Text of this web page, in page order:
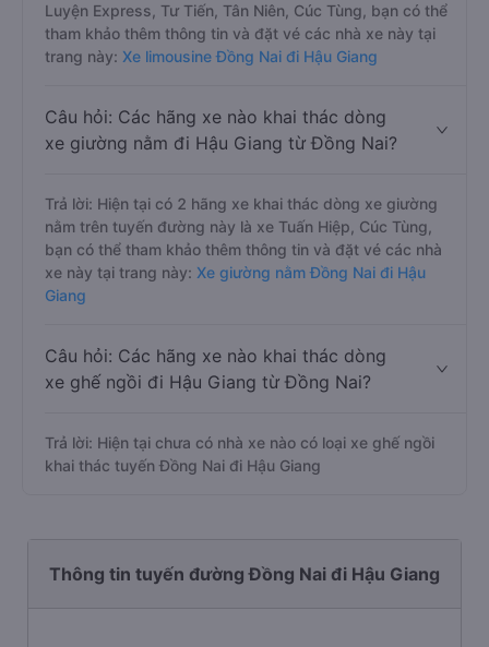
Luyện Express, Tư Tiến, Tân Niên, Cúc Tùng, bạn có thể
tham khảo thêm thông tin và đặt vé các nhà xe này tại
trang này: Xe limousine Đồng Nai đi Hậu Giang
Câu hỏi: Các hãng xe nào khai thác dòng
xe giường nằm đi Hậu Giang từ Đồng Nai?
Trả lời: Hiện tại có 2 hãng xe khai thác dòng xe giường
nằm trên tuyến đường này là xe Tuấn Hiệp, Cúc Tùng,
bạn có thể tham khảo thêm thông tin và đặt vé các nhà
xe này tại trang này: Xe giường nằm Đồng Nai đi Hậu
Giang
Câu hỏi: Các hãng xe nào khai thác dòng
xe ghế ngồi đi Hậu Giang từ Đồng Nai?
Trả lời: Hiện tại chưa có nhà xe nào có loại xe ghế ngồi
khai thác tuyến Đồng Nai đi Hậu Giang
Thông tin tuyến đường Đồng Nai đi Hậu Giang